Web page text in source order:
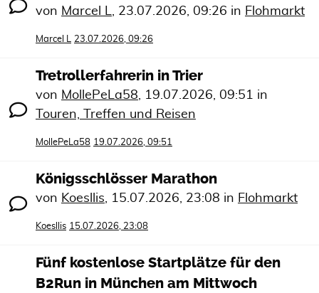
von Marcel L, 23.07.2026, 09:26 in Flohmarkt
Marcel L 23.07.2026, 09:26
Tretrollerfahrerin in Trier
von MollePeLa58, 19.07.2026, 09:51 in
Touren, Treffen und Reisen
MollePeLa58 19.07.2026, 09:51
Königsschlösser Marathon
von Koesllis, 15.07.2026, 23:08 in Flohmarkt
Koesllis 15.07.2026, 23:08
Fünf kostenlose Startplätze für den
B2Run in München am Mittwoch